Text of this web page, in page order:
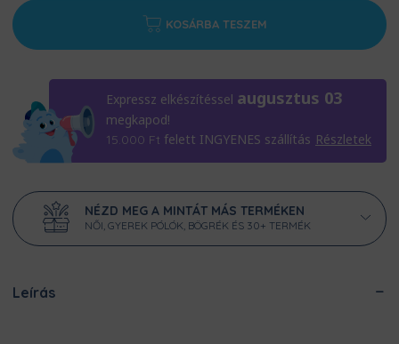
KOSÁRBA TESZEM
Expressz elkészítéssel augusztus 03
megkapod!
15.000 Ft felett INGYENES szállítás Részletek
NÉZD MEG A MINTÁT MÁS TERMÉKEN
NŐI, GYEREK PÓLÓK, BÖGRÉK ÉS 30+ TERMÉK
Leírás